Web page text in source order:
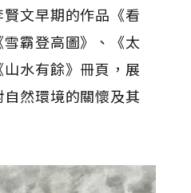
文早期的作品《看
霸登高圖》、《太
水有餘》冊頁，展
然環境的關懷及其